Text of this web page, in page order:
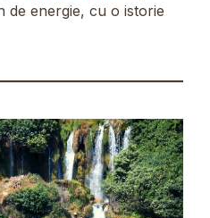
de energie, cu o istorie